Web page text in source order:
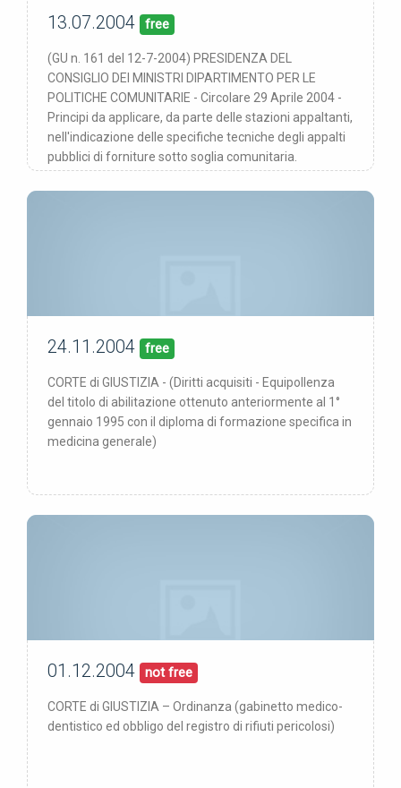
pubblicata: 00/00/00
13.07.2004 free
(GU n. 161 del 12-7-2004) PRESIDENZA DEL
CONSIGLIO DEI MINISTRI DIPARTIMENTO PER LE
POLITICHE COMUNITARIE - Circolare 29 Aprile 2004 -
Principi da applicare, da parte delle stazioni appaltanti,
nell'indicazione delle specifiche tecniche degli appalti
pubblici di forniture sotto soglia comunitaria.
pubblicata: 00/00/00
24.11.2004 free
CORTE di GIUSTIZIA - (Diritti acquisiti - Equipollenza
del titolo di abilitazione ottenuto anteriormente al 1°
gennaio 1995 con il diploma di formazione specifica in
medicina generale)
pubblicata: 00/00/00
01.12.2004 not free
CORTE di GIUSTIZIA – Ordinanza (gabinetto medico-
dentistico ed obbligo del registro di rifiuti pericolosi)